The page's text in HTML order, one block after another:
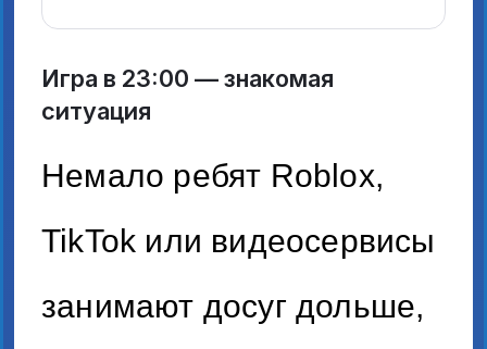
Игра в 23:00 — знакомая
ситуация
Немало ребят Roblox,
TikTok или видеосервисы
занимают досуг дольше,